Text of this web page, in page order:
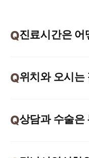
진료시간은 어
위치와 오시는
상담과 수술은